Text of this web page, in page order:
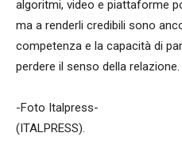
algoritmi, video e piattaforme
ma a renderli credibili sono
competenza e la capacità di
perdere il senso della relazione.
-Foto Italpress-
(ITALPRESS).